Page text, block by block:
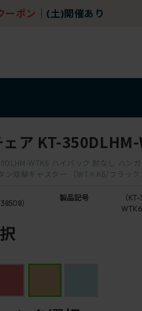
ーポン (土)開催あり
ェア KT-
WTK6 ハイバック 肘なし ハン
ン双輪キャスター ［WT×K6/フラック
）
製品記号
（
WTK6